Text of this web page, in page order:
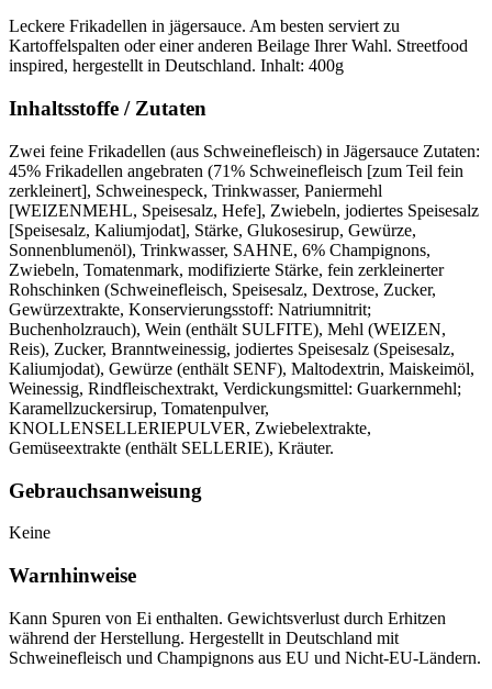
Leckere Frikadellen in jägersauce. Am besten serviert zu
Kartoffelspalten oder einer anderen Beilage Ihrer Wahl. Streetfood
inspired, hergestellt in Deutschland. Inhalt: 400g
Inhaltsstoffe / Zutaten
Zwei feine Frikadellen (aus Schweinefleisch) in Jägersauce Zutaten:
45% Frikadellen angebraten (71% Schweinefleisch [zum Teil fein
zerkleinert], Schweinespeck, Trinkwasser, Paniermehl
[WEIZENMEHL, Speisesalz, Hefe], Zwiebeln, jodiertes Speisesalz
[Speisesalz, Kaliumjodat], Stärke, Glukosesirup, Gewürze,
Sonnenblumenöl), Trinkwasser, SAHNE, 6% Champignons,
Zwiebeln, Tomatenmark, modifizierte Stärke, fein zerkleinerter
Rohschinken (Schweinefleisch, Speisesalz, Dextrose, Zucker,
Gewürzextrakte, Konservierungsstoff: Natriumnitrit;
Buchenholzrauch), Wein (enthält SULFITE), Mehl (WEIZEN,
Reis), Zucker, Branntweinessig, jodiertes Speisesalz (Speisesalz,
Kaliumjodat), Gewürze (enthält SENF), Maltodextrin, Maiskeimöl,
Weinessig, Rindfleischextrakt, Verdickungsmittel: Guarkernmehl;
Karamellzuckersirup, Tomatenpulver,
KNOLLENSELLERIEPULVER, Zwiebelextrakte,
Gemüseextrakte (enthält SELLERIE), Kräuter.
Gebrauchsanweisung
Keine
Warnhinweise
Kann Spuren von Ei enthalten. Gewichtsverlust durch Erhitzen
während der Herstellung. Hergestellt in Deutschland mit
Schweinefleisch und Champignons aus EU und Nicht-EU-Ländern.